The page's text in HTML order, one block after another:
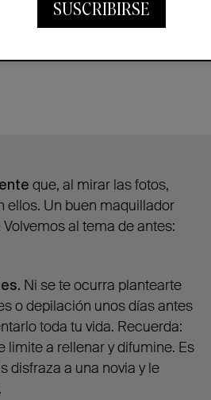
que, al mirar las fotos,
ellos. Un buen maquillador
al tema de antes:
Ni se te ocurra plantearte
o depilación unos días antes
toda tu vida. Recuerda:
limite a rellenar y difumine. Es
disfraza a una novia y le
SUSCRIBIRSE